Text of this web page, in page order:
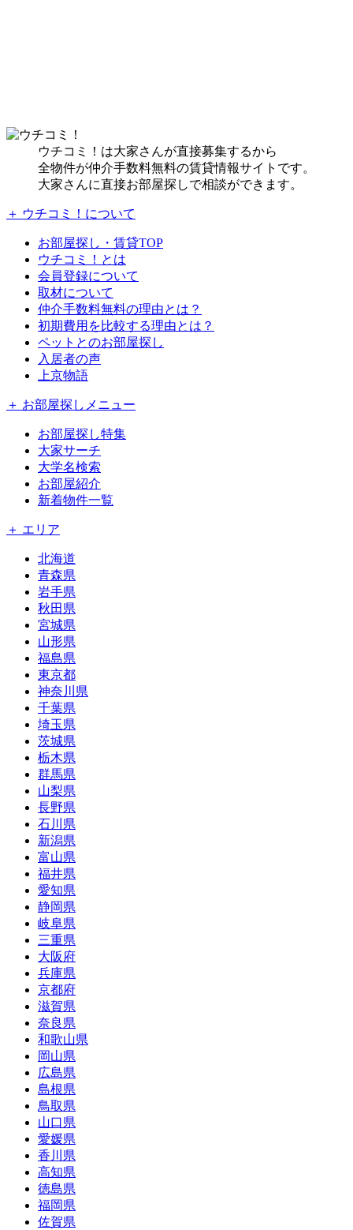
ウチコミ！は大家さんが直接募集するから
全物件が仲介手数料無料の賃貸情報サイトです。
大家さんに直接お部屋探しで相談ができます。
＋ ウチコミ！について
お部屋探し・賃貸TOP
ウチコミ！とは
会員登録について
取材について
仲介手数料無料の理由とは？
初期費用を比較する理由とは？
ペットとのお部屋探し
入居者の声
上京物語
＋ お部屋探しメニュー
お部屋探し特集
大家サーチ
大学名検索
お部屋紹介
新着物件一覧
＋ エリア
北海道
青森県
岩手県
秋田県
宮城県
山形県
福島県
東京都
神奈川県
千葉県
埼玉県
茨城県
栃木県
群馬県
山梨県
長野県
石川県
新潟県
富山県
福井県
愛知県
静岡県
岐阜県
三重県
大阪府
兵庫県
京都府
滋賀県
奈良県
和歌山県
岡山県
広島県
島根県
鳥取県
山口県
愛媛県
香川県
高知県
徳島県
福岡県
佐賀県